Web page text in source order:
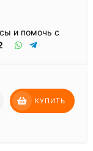
и помочь с
КУПИТЬ